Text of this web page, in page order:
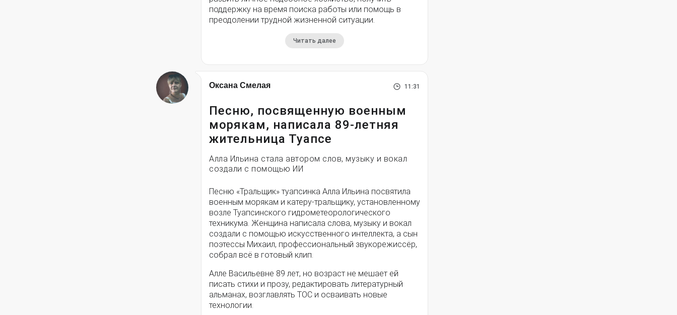
поддержку на время поиска работы или помощь в
преодолении трудной жизненной ситуации.
Читать далее
Оксана Смелая 11:31
Песню, посвященную военным
морякам, написала 89-летняя
жительница Туапсе
Алла Ильина стала автором слов, музыку и вокал
создали с помощью ИИ
Песню «Тральщик» туапсинка Алла Ильина посвятила
военным морякам и катеру-тральщику, установленному
возле Туапсинского гидрометеорологического
техникума. Женщина написала слова, музыку и вокал
создали с помощью искусственного интеллекта, а сын
поэтессы Михаил, профессиональный звукорежиссёр,
собрал всё в готовый клип.
Алле Васильевне 89 лет, но возраст не мешает ей
писать стихи и прозу, редактировать литературный
альманах, возглавлять ТОС и осваивать новые
технологии.